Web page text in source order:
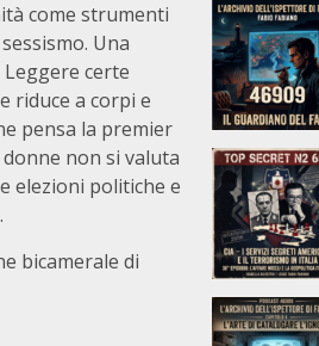
come strumenti
Una
certe
riduce a corpi e
pensa la premier
non si valuta
elezioni politiche e
bicamerale di